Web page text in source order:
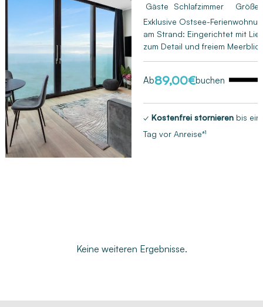
Gäste
Schlafzimmer
Größe
Exklusive Ostsee-
am Strand: Eingerichtet mit
zum Detail und freiem Meerblick
Ab89,00€buchen
✓ Kostenfrei stornieren bis
Tag vor Anreise*¹
Keine weiteren Ergebnisse.